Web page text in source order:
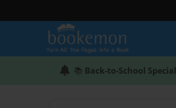
📚 Back-to-School Special